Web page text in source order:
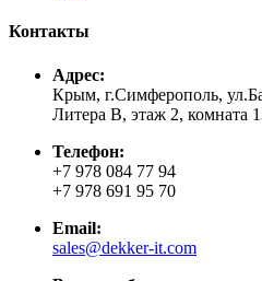
Контакты
Адрес:
Крым, г.Симферополь,
Литера В, этаж 2, комната
Телефон:
+7 978 084 77 94
+7 978 691 95 70
Email:
sales@dekker-it.com